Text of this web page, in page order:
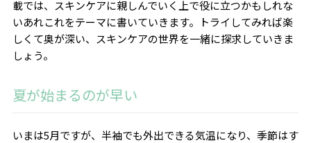
載では、スキンケアに親しんでいく上で役に立つかもしれな
いあれこれをテーマに書いていきます。トライしてみれば楽
しくて奥が深い、スキンケアの世界を一緒に探求していきま
しょう。
夏が始まるのが早い
いまは5月ですが、半袖でも外出できる気温になり、季節はす